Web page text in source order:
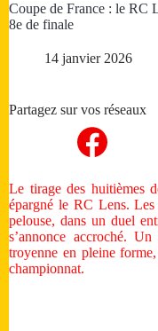
Coupe de France : le RC
8e de finale
14 janvier 2026
Partagez sur vos réseaux
Le tirage des huitièmes
épargné le RC Lens.
pelouse, dans un duel
s’annonce accroché.
troyenne en pleine
championnat.